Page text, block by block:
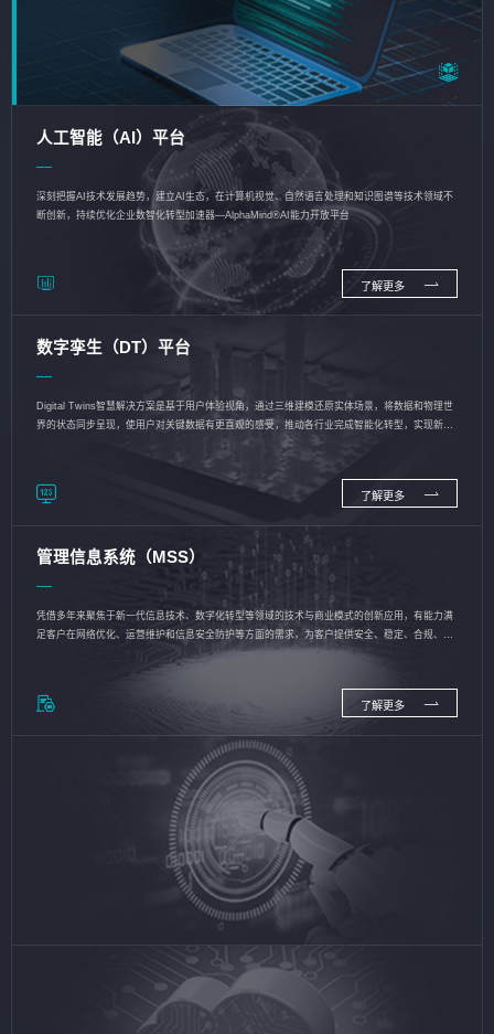
人工智能（AI）平台
深刻把握AI技术发展趋势，建立AI生态，在计算机视觉、自然语言处理和知识图谱等技术领域不
断创新，持续优化企业数智化转型加速器—AlphaMind®AI能力开放平台
了解更多
数字孪生（DT）平台
Digital Twins智慧解决方案是基于用户体验视角，通过三维建模还原实体场景，将数据和物理世
界的状态同步呈现，使用户对关键数据有更直观的感受，推动各行业完成智能化转型，实现新旧
了解更多
管理信息系统（MSS）
凭借多年来聚焦于新一代信息技术、数字化转型等领域的技术与商业模式的创新应用，有能力满
足客户在网络优化、运营维护和信息安全防护等方面的需求，为客户提供安全、稳定、合规、持
了解更多